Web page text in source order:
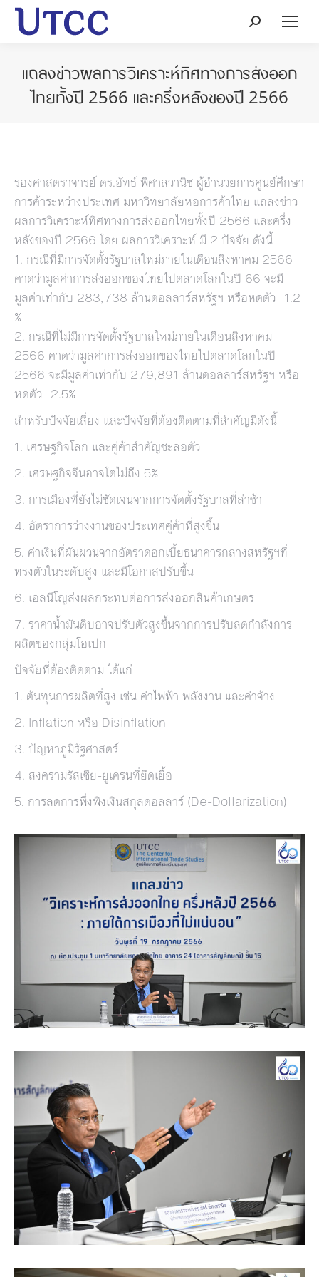
Search:
แถลงข่าวผลการวิเคราะห์ทิศทางการส่งออก
ไทยทั้งปี 2566 และครึ่งหลังของปี 2566
รองศาสตราจารย์ ดร.อัทธ์ พิศาลวานิช ผู้อำนวยการศูนย์ศึกษา
การค้าระหว่างประเทศ มหาวิทยาลัยหอการค้าไทย แถลงข่าว
ผลการวิเคราะห์ทิศทางการส่งออกไทยทั้งปี 2566 และครึ่ง
หลังของปี 2566 โดย ผลการวิเคราะห์ มี 2 ปัจจัย ดังนี้
1. กรณีที่มีการจัดตั้งรัฐบาลใหม่ภายในเดือนสิงหาคม 2566
คาดว่ามูลค่าการส่งออกของไทยไปตลาดโลกในปี 66 จะมี
มูลค่าเท่ากับ 283,738 ล้านดอลลาร์สหรัฐฯ หรือหดตัว -1.2
%
2. กรณีที่ไม่มีการจัดตั้งรัฐบาลใหม่ภายในเดือนสิงหาคม
2566 คาดว่ามูลค่าการส่งออกของไทยไปตลาดโลกในปี
2566 จะมีมูลค่าเท่ากับ 279,891 ล้านดอลลาร์สหรัฐฯ หรือ
หดตัว -2.5%
สำหรับปัจจัยเสี่ยง และปัจจัยที่ต้องติดตามที่สำคัญมีดังนี้
1. เศรษฐกิจโลก และคู่ค้าสำคัญชะลอตัว
2. เศรษฐกิจจีนอาจโตไม่ถึง 5%
3. การเมืองที่ยังไม่ชัดเจนจากการจัดตั้งรัฐบาลที่ล่าช้า
4. อัตราการว่างงานของประเทศคู่ค้าที่สูงขึ้น
5. ค่าเงินที่ผันผวนจากอัตราดอกเบี้ยธนาคารกลางสหรัฐฯที่
ทรงตัวในระดับสูง และมีโอกาสปรับขึ้น
6. เอลนีโญส่งผลกระทบต่อการส่งออกสินค้าเกษตร
7. ราคาน้ำมันดิบอาจปรับตัวสูงขึ้นจากการปรับลดกำลังการ
ผลิตของกลุ่มโอเปก
ปัจจัยที่ต้องติดตาม ได้แก่
1. ต้นทุนการผลิตที่สูง เช่น ค่าไฟฟ้า พลังงาน และค่าจ้าง
2. Inflation หรือ Disinflation
3. ปัญหาภูมิรัฐศาสตร์
4. สงครามรัสเซีย-ยูเครนที่ยืดเยื้อ
5. การลดการพึ่งพิงเงินสกุลดอลลาร์ (De-Dollarization)